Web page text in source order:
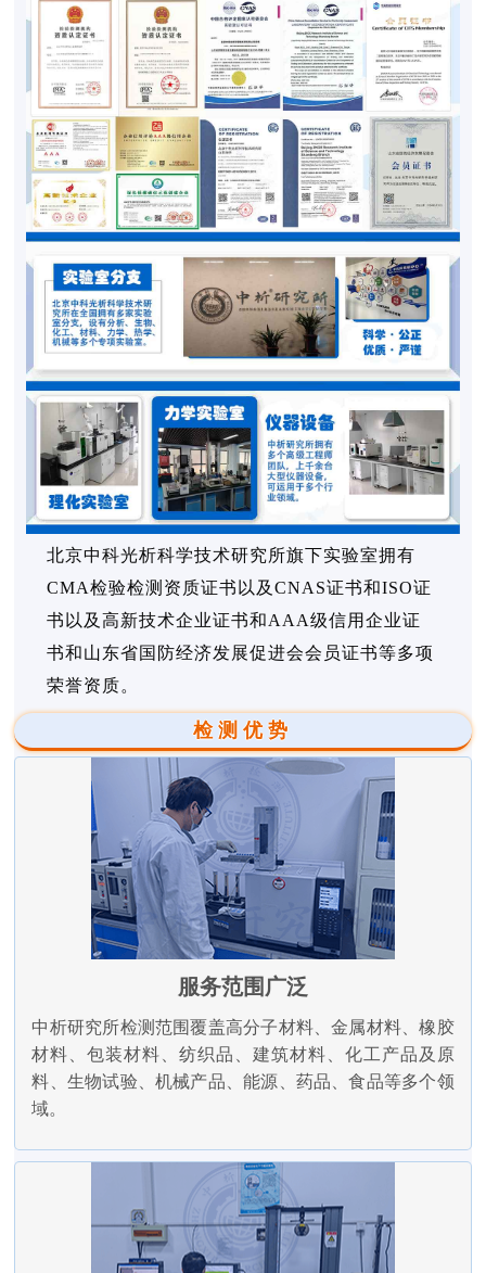
北京中科光析科学技术研究所旗下实验室拥有
CMA检验检测资质证书以及CNAS证书和ISO证
书以及高新技术企业证书和AAA级信用企业证
书和山东省国防经济发展促进会会员证书等多项
荣誉资质。
检测优势
服务范围广泛
中析研究所检测范围覆盖高分子材料、金属材料、橡胶
材料、包装材料、纺织品、建筑材料、化工产品及原
料、生物试验、机械产品、能源、药品、食品等多个领
域。